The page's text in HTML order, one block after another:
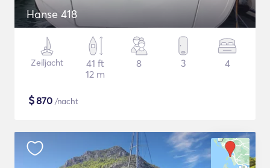
Hanse 418
Zeiljacht
41 ft
12 m
8 3 4
$870 /nacht